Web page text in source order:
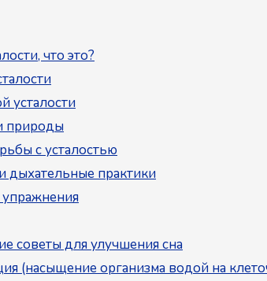
что это?
усталости
природы
с усталостью
дыхательные практики
советы для улучшения сна
(насыщение организма водой на